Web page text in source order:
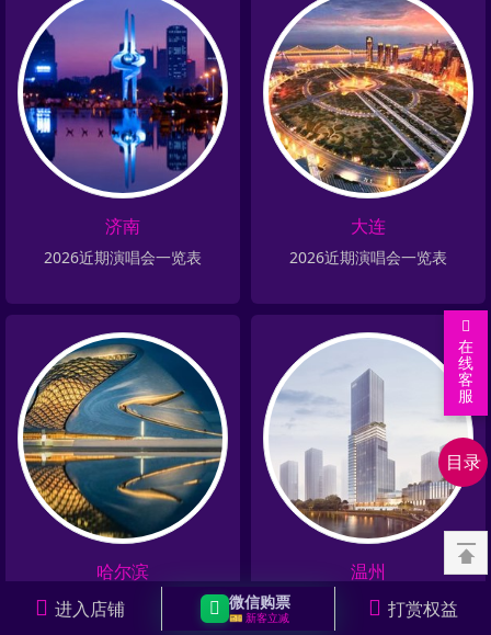
目录
歌
手
演
唱
会
女
歌
手
演
唱
会
热
门
城
市
演
唱
热
门
话
剧
演
热
门
赛
事
资
讯
与
济南
2026近期演唱会一览表
大连
2026近期演唱会一览表
哈尔滨
2026近期演唱会一览表
温州
2026近期演唱会一览表
在
线
客
服
进入店铺 微信购票
🎫 新客立减 打赏权益